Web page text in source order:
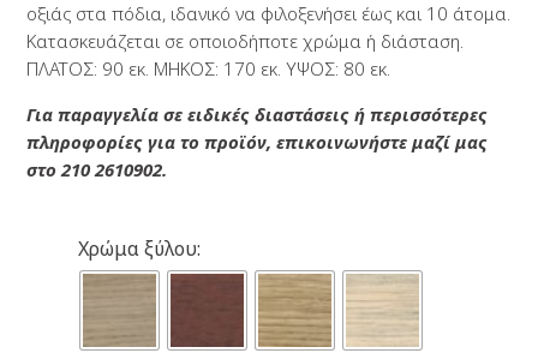
οξιάς στα πόδια, ιδανικό να φιλοξενήσει έως και 10 άτομα.
Κατασκευάζεται σε οποιοδήποτε χρώμα ή διάσταση.
ΠΛΑΤΟΣ: 90 εκ. ΜΗΚΟΣ: 170 εκ. ΥΨΟΣ: 80 εκ.
Για παραγγελία σε ειδικές διαστάσεις ή περισσότερες
πληροφορίες για το προϊόν, επικοινωνήστε μαζί μας
στο 210 2610902.
Χρώμα ξύλου: